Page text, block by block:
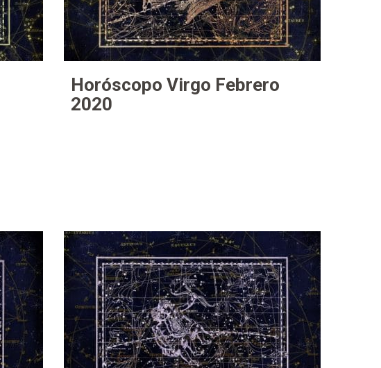
Horóscopo Virgo Febrero
2020